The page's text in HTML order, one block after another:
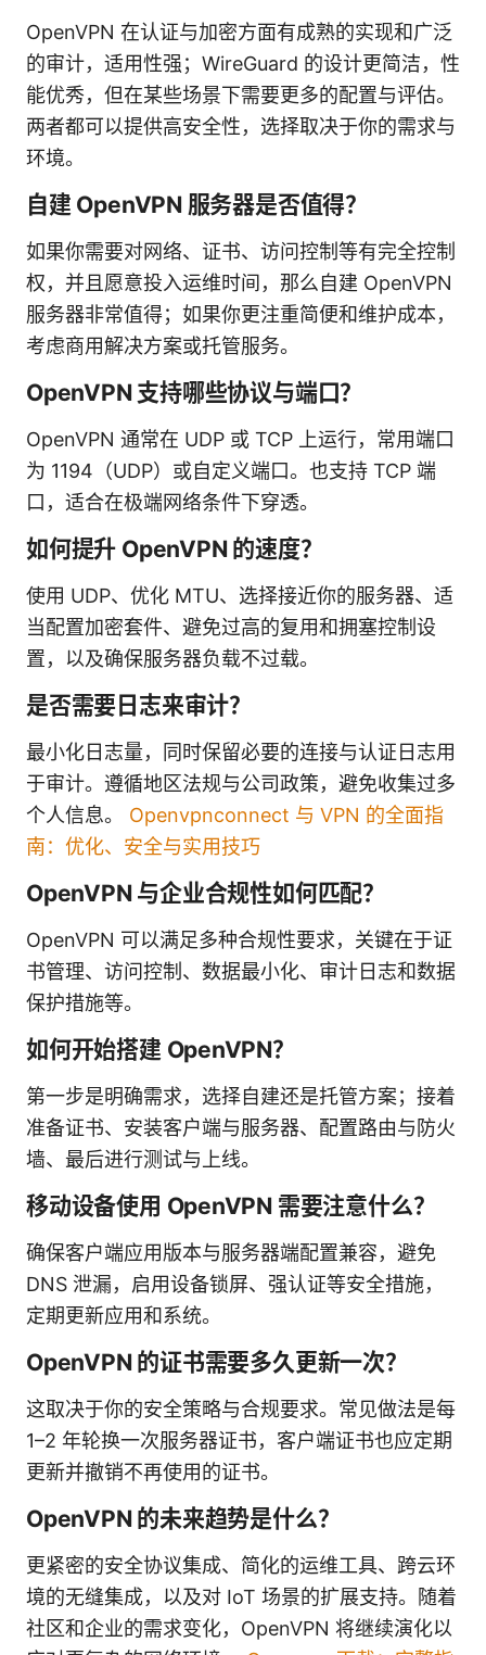
OpenVPN 在认证与加密方面有成熟的实现和广泛
的审计，适用性强；WireGuard 的设计更简洁，性
能优秀，但在某些场景下需要更多的配置与评估。
两者都可以提供高安全性，选择取决于你的需求与
环境。
自建 OpenVPN 服务器是否值得？
如果你需要对网络、证书、访问控制等有完全控制
权，并且愿意投入运维时间，那么自建 OpenVPN
服务器非常值得；如果你更注重简便和维护成本，
考虑商用解决方案或托管服务。
OpenVPN 支持哪些协议与端口？
OpenVPN 通常在 UDP 或 TCP 上运行，常用端口
为 1194（UDP）或自定义端口。也支持 TCP 端
口，适合在极端网络条件下穿透。
如何提升 OpenVPN 的速度？
使用 UDP、优化 MTU、选择接近你的服务器、适
当配置加密套件、避免过高的复用和拥塞控制设
置，以及确保服务器负载不过载。
是否需要日志来审计？
最小化日志量，同时保留必要的连接与认证日志用
于审计。遵循地区法规与公司政策，避免收集过多
个人信息。 Openvpnconnect 与 VPN 的全面指
南：优化、安全与实用技巧
OpenVPN 与企业合规性如何匹配？
OpenVPN 可以满足多种合规性要求，关键在于证
书管理、访问控制、数据最小化、审计日志和数据
保护措施等。
如何开始搭建 OpenVPN？
第一步是明确需求，选择自建还是托管方案；接着
准备证书、安装客户端与服务器、配置路由与防火
墙、最后进行测试与上线。
移动设备使用 OpenVPN 需要注意什么？
确保客户端应用版本与服务器端配置兼容，避免
DNS 泄漏，启用设备锁屏、强认证等安全措施，
定期更新应用和系统。
OpenVPN 的证书需要多久更新一次？
这取决于你的安全策略与合规要求。常见做法是每
1–2 年轮换一次服务器证书，客户端证书也应定期
更新并撤销不再使用的证书。
OpenVPN 的未来趋势是什么？
更紧密的安全协议集成、简化的运维工具、跨云环
境的无缝集成，以及对 IoT 场景的扩展支持。随着
社区和企业的需求变化，OpenVPN 将继续演化以